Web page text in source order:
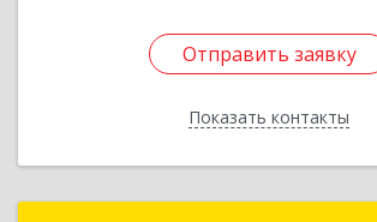
Отправить заявку
Показать контакты
Отправить заявку
Назад